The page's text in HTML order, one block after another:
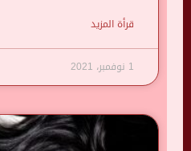
قرأة المزيد
1 نوفمبر، 2021